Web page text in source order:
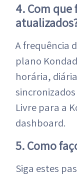
4. Com que
A frequência
plano
horária,
Livre para a
dashboard.
5. Como
Siga estes